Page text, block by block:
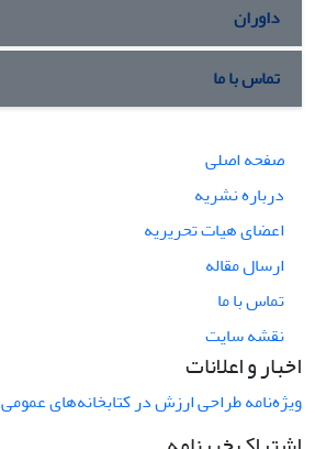
داوران
تماس با ما
صفحه اصلی
درباره نشریه
اعضای هیات تحریریه
ارسال مقاله
تماس با ما
نقشه سایت
اخبار و اعلانات
ویژه‌نامه طراحی ارزش در کتابخانه‌های عمومی